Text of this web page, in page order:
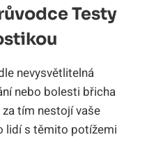
Testy
nevysvětlitelná
nebo bolesti břicha
tím nestojí vaše
lidí s těmito potížemi